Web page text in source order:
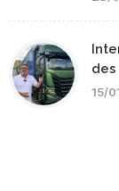
des
15/